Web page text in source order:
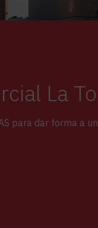
La
para dar forma a